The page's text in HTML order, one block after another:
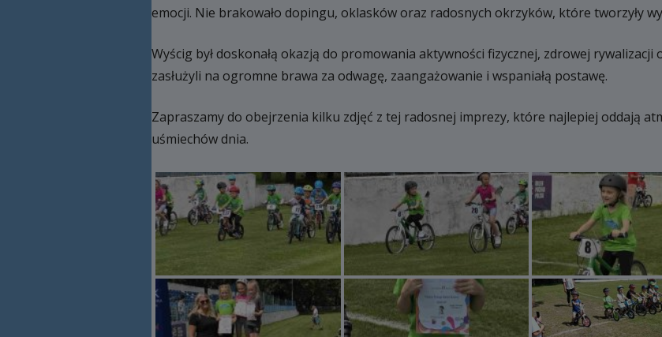
RODO
emocji. Nie brakowało dopingu, oklasków oraz radosnych okrzyków, które tworzyły
Wyścig był doskonałą okazją do promowania aktywności fizycznej, zdrowej
zasłużyli na ogromne brawa za odwagę, zaangażowanie i wspaniałą postawę.
Zapraszamy do obejrzenia kilku zdjęć z tej radosnej imprezy, które najlepiej oddają
uśmiechów dnia.